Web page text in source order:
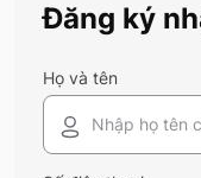
Đăng ký
Họ và tên